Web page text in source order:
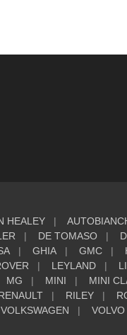
HEALEY
DE TOMASO
GHIA GMC
LEYLAND
MG MINI MINI
RILEY
VOLKSWAGEN VOLVO